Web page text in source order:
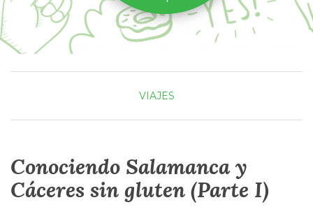
VIAJES
Conociendo Salamanca y
Cáceres sin gluten (Parte I)